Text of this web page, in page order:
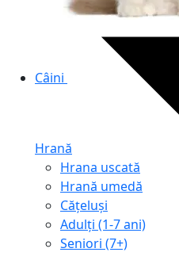
Câini
Hrană
Hrana uscată
Hrană umedă
Cățeluși
Adulți (1-7 ani)
Seniori (7+)